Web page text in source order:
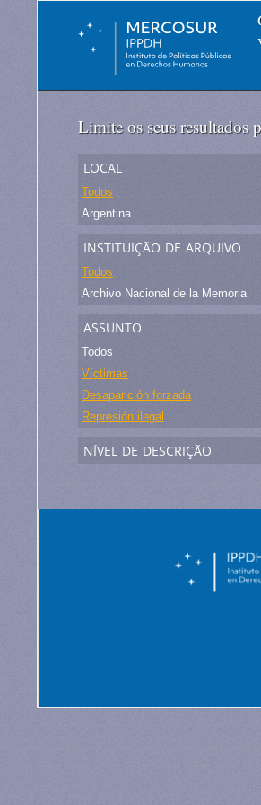
Limite os seus resultados
local
Todos
Argentina
instituição de arquivo
Todos
Archivo Nacional de la Memoria
assunto
Todos
Víctimas
Desaparición forzada
Represión ilegal
nível de descrição